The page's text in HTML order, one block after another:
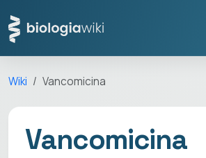
Wiki Vancomicina
Vancomicina